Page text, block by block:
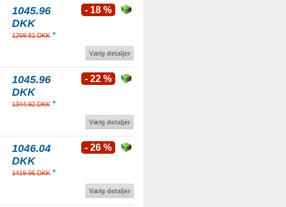
1045.96
DKK
1269.81 DKK *
- 18 %
Vælg detaljer
1045.96
DKK
1344.92 DKK *
- 22 %
Vælg detaljer
1046.04
DKK
1419.96 DKK *
- 26 %
Vælg detaljer